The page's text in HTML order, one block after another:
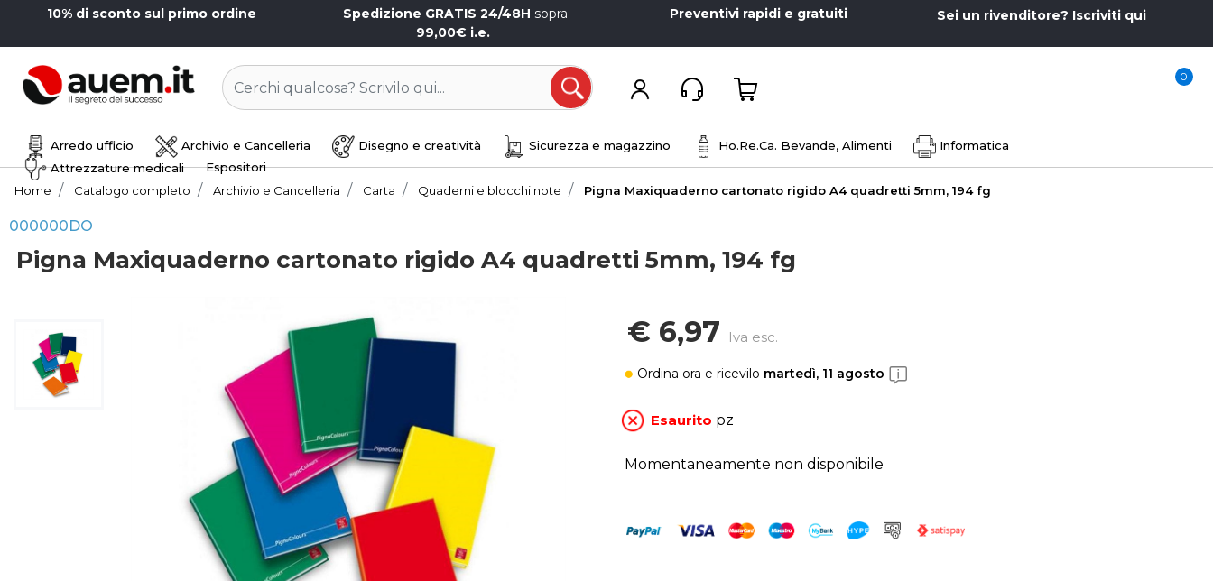
10% di sconto sul primo ordine Spedizione GRATIS 24/48H sopra
99,00€ i.e.
Preventivi rapidi e gratuiti Sei un rivenditore? Iscriviti qui
0
Arredo ufficio Archivio e Cancelleria Disegno e creatività Sicurezza e magazzino Ho.Re.Ca. Bevande, Alimenti
Informatica
Attrezzature medicali
Espositori
Home
Catalogo completo Archivio e Cancelleria Carta Quaderni e blocchi note Pigna Maxiquaderno cartonato rigido A4 quadretti 5mm, 194 fg
000000DO
Pigna Maxiquaderno cartonato rigido A4 quadretti 5mm, 194 fg
€ 6,97 Iva esc.
Ordina ora e ricevilo martedì, 11 agosto
Esaurito pz
Momentaneamente non disponibile